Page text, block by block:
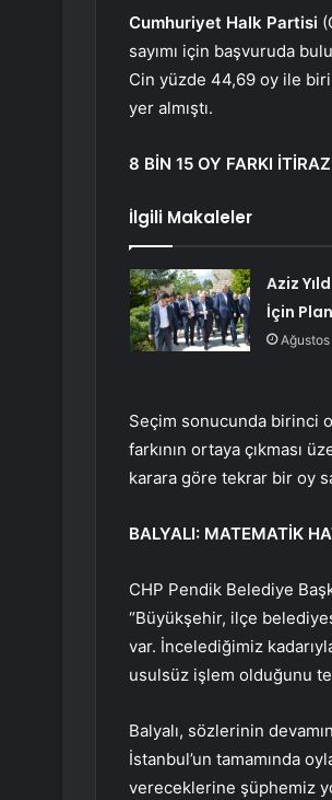
Cumhuriyet Halk Partisi
sayımı için başvuruda
Cin yüzde 44,69 oy ile
yer almıştı.
8 BİN 15 OY FARKI
İlgili Makaleler
Aziz
İçin Plan
Seçim sonucunda birinci
farkının ortaya çıkması
karara göre tekrar bir oy
BALYALI: MATEMATİK
CHP Pendik Belediye
“Büyükşehir, ilçe
var. İncelediğimiz
usulsüz işlem olduğunu
Balyalı, sözlerinin
İstanbul’un tamamında
vereceklerine şüphemiz